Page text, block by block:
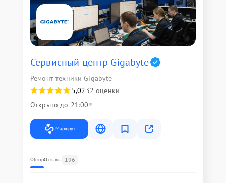
Сервисный центр Gigabyte
Ремонт техники Gigabyte
5,0232 оценки
Открыто до 21:00
Маршрут
ОбзорОтзывы 196